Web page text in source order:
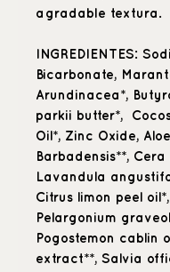
agradable textura.
INGREDIENTES:
Bicarbonate,
Arundinacea*,
parkii butter*,
Oil*, Zinc Oxide, Aloe
Barbadensis**, Cera
Lavandula
Citrus limon peel oil*,
Pelargonium
Pogostemon cablin
extract**, Salvia